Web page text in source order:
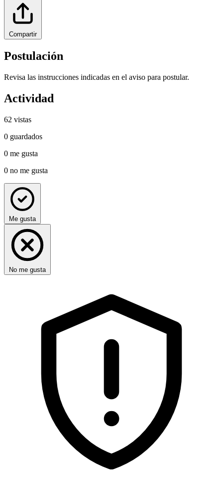
Compartir
Postulación
Revisa las instrucciones indicadas en el aviso para postular.
Actividad
62 vistas
0 guardados
0 me gusta
0 no me gusta
Me gusta
No me gusta